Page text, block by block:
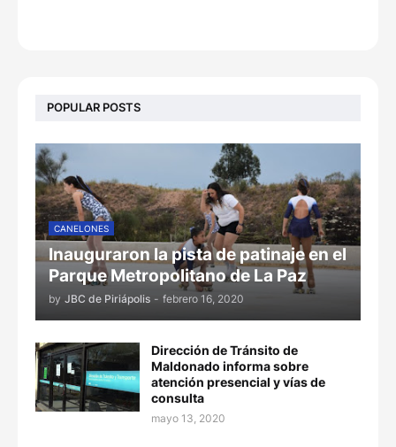
POPULAR POSTS
CANELONES
Inauguraron la pista de patinaje en el
Parque Metropolitano de La Paz
by JBC de Piriápolis - febrero 16, 2020
Dirección de Tránsito de
Maldonado informa sobre
atención presencial y vías de
consulta
mayo 13, 2020